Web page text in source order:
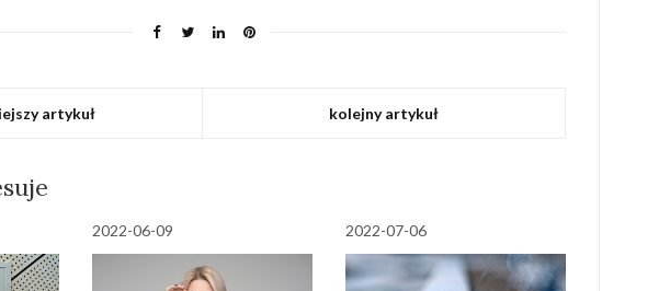
artykuł kolejny artykuł
2022-06-09 2022-07-06